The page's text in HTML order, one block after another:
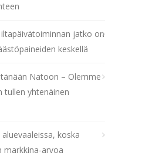
jatko on
keskellä
Natoon – Olemme
tullen yhtenäinen
koska
markkina-arvoa